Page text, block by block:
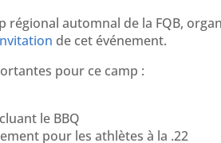
automnal de la FQB,
de cet événement.
pour ce camp :
le BBQ
pour les athlètes à la .22